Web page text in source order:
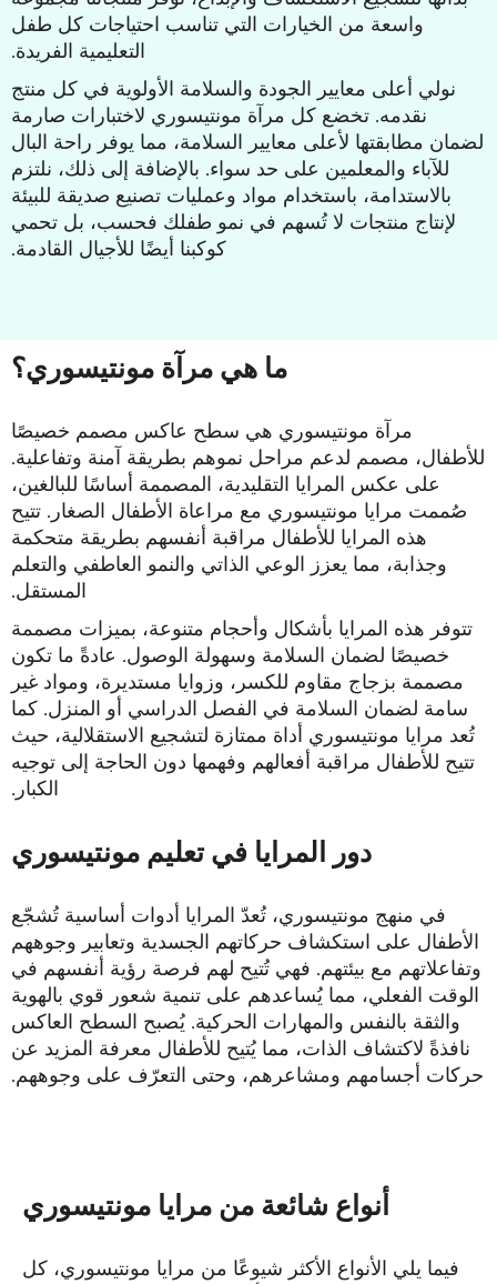
واسعة من الخيارات التي تناسب احتياجات كل طفل
التعليمية الفريدة.
نولي أعلى معايير الجودة والسلامة الأولوية في كل منتج
نقدمه. تخضع كل مرآة مونتيسوري لاختبارات صارمة
لضمان مطابقتها لأعلى معايير السلامة، مما يوفر راحة البال
للآباء والمعلمين على حد سواء. بالإضافة إلى ذلك، نلتزم
بالاستدامة، باستخدام مواد وعمليات تصنيع صديقة للبيئة
لإنتاج منتجات لا تُسهم في نمو طفلك فحسب، بل تحمي
كوكبنا أيضًا للأجيال القادمة.
ما هي مرآة مونتيسوري؟
مرآة مونتيسوري هي سطح عاكس مصمم خصيصًا
للأطفال، مصمم لدعم مراحل نموهم بطريقة آمنة وتفاعلية.
على عكس المرايا التقليدية، المصممة أساسًا للبالغين،
صُممت مرايا مونتيسوري مع مراعاة الأطفال الصغار. تتيح
هذه المرايا للأطفال مراقبة أنفسهم بطريقة متحكمة
وجذابة، مما يعزز الوعي الذاتي والنمو العاطفي والتعلم
المستقل.
تتوفر هذه المرايا بأشكال وأحجام متنوعة، بميزات مصممة
خصيصًا لضمان السلامة وسهولة الوصول. عادةً ما تكون
مصممة بزجاج مقاوم للكسر، وزوايا مستديرة، ومواد غير
سامة لضمان السلامة في الفصل الدراسي أو المنزل. كما
تُعد مرايا مونتيسوري أداة ممتازة لتشجيع الاستقلالية، حيث
تتيح للأطفال مراقبة أفعالهم وفهمها دون الحاجة إلى توجيه
الكبار.
دور المرايا في تعليم مونتيسوري
في منهج مونتيسوري، تُعدّ المرايا أدوات أساسية تُشجّع
الأطفال على استكشاف حركاتهم الجسدية وتعابير وجوههم
وتفاعلاتهم مع بيئتهم. فهي تُتيح لهم فرصة رؤية أنفسهم في
الوقت الفعلي، مما يُساعدهم على تنمية شعور قوي بالهوية
والثقة بالنفس والمهارات الحركية. يُصبح السطح العاكس
نافذةً لاكتشاف الذات، مما يُتيح للأطفال معرفة المزيد عن
حركات أجسامهم ومشاعرهم، وحتى التعرّف على وجوههم.
أنواع شائعة من مرايا مونتيسوري
فيما يلي الأنواع الأكثر شيوعًا من مرايا مونتيسوري، كل